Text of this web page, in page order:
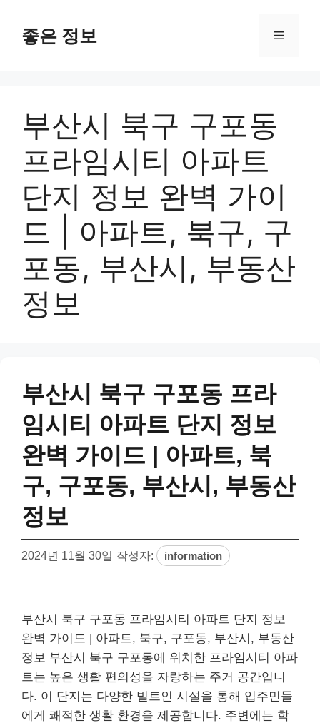
좋은 정보 메
부산시 북구 구포동
프라임시티 아파트
단지 정보 완벽 가이
드 | 아파트, 북구, 구
포동, 부산시, 부동산
정보
부산시 북구 구포동 프라
임시티 아파트 단지 정보
완벽 가이드 | 아파트, 북
구, 구포동, 부산시, 부동산
정보
2024년 11월 30일 작성자: information
부산시 북구 구포동 프라임시티 아파트 단지 정보
완벽 가이드 | 아파트, 북구, 구포동, 부산시, 부동산
정보 부산시 북구 구포동에 위치한 프라임시티 아파
트는 높은 생활 편의성을 자랑하는 주거 공간입니
다. 이 단지는 다양한 빌트인 시설을 통해 입주민들
에게 쾌적한 생활 환경을 제공합니다. 주변에는 학